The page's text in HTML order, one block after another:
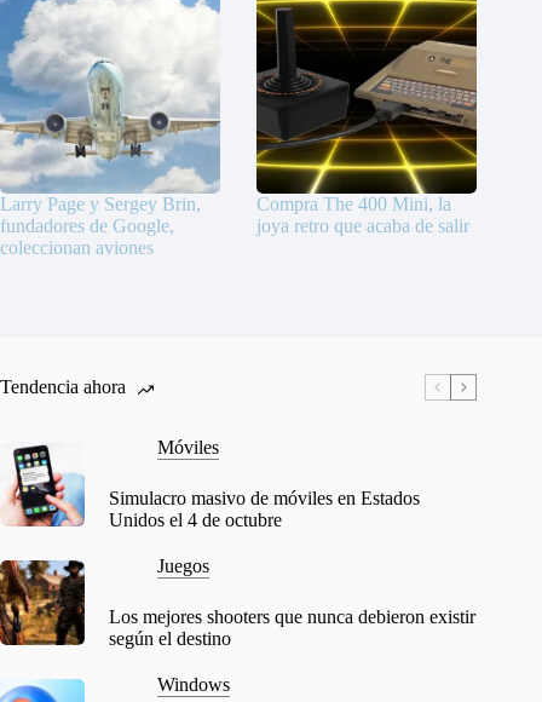
Larry Page y Sergey Brin,
fundadores de Google,
coleccionan aviones
Compra The 400 Mini, la
joya retro que acaba de salir
Tendencia ahora
Móviles
Simulacro masivo de móviles en Estados
Unidos el 4 de octubre
Juegos
Los mejores shooters que nunca debieron existir
según el destino
Windows